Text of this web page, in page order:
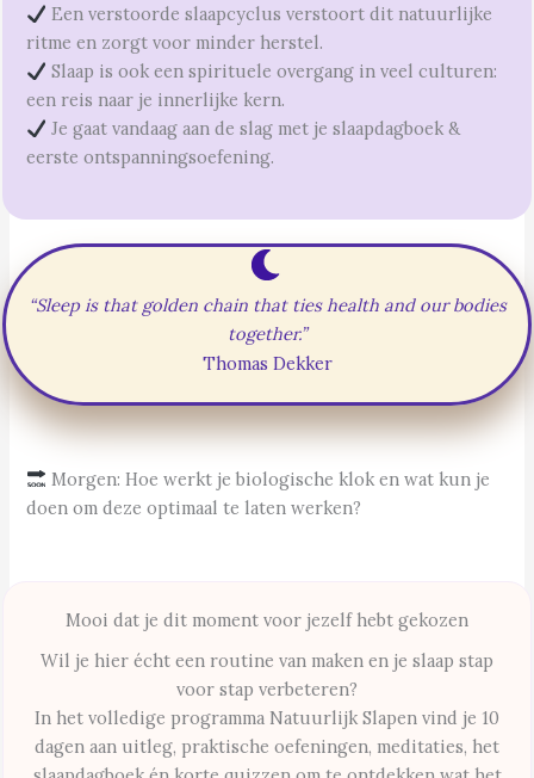
Een verstoorde slaapcyclus verstoort dit natuurlijke
ritme en zorgt voor minder herstel.
Slaap is ook een spirituele overgang in veel culturen:
een reis naar je innerlijke kern.
Je gaat vandaag aan de slag met je slaapdagboek &
eerste ontspanningsoefening.
“Sleep is that golden chain that ties health and our bodies
together.”
Thomas Dekker
Morgen: Hoe werkt je biologische klok en wat kun je
doen om deze optimaal te laten werken?
Mooi dat je dit moment voor jezelf hebt gekozen
Wil je hier écht een routine van maken en je slaap stap
voor stap verbeteren?
In het volledige programma Natuurlijk Slapen vind je 10
dagen aan uitleg, praktische oefeningen, meditaties, het